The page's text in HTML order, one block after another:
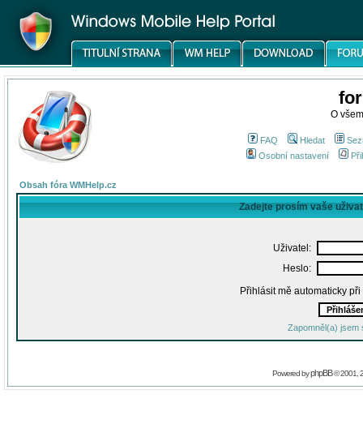
O
FAQ Hledat
Osobní nastavení
Obsah fóra WMHelp.cz
Zadejte prosím vaše
Uživatel:
Heslo:
Přihlásit mě automaticky
Zapomněl(a) jsem
Powered byphpBB© 2001,